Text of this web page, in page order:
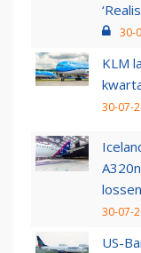
30-
KLM
30-07-
lossen
30-07-
US-